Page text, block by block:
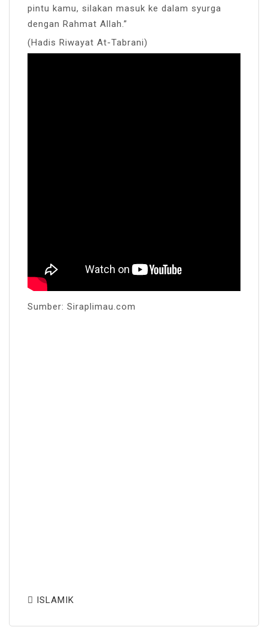
pintu kamu, silakan masuk ke dalam syurga
dengan Rahmat Allah.”
(Hadis Riwayat At-Tabrani)
Sumber: Siraplimau.com
ISLAMIK